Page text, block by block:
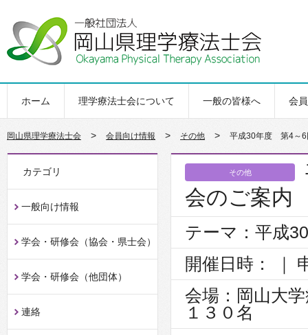
ホーム 理学療法士会について 一般の皆様へ 会
岡山県理学療法士会 > 会員向け情報 > その他 > 平成30年度 第4～
カテゴリ
一般向け情報
学会・研修会（協会・県士会）
学会・研修会（他団体）
連絡
その他
会のご案内
テーマ：平成
開催日時：
｜
会場：岡山大
１３０名